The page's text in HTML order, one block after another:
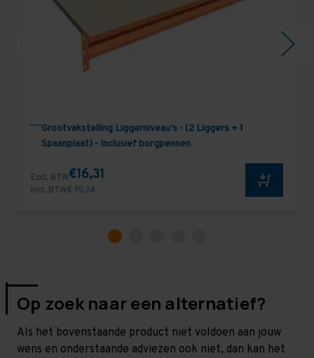
Grootvakstelling Liggerniveau's - (2 Liggers + 1
Spaanplaat) - Inclusief borgpennen
Excl. BTW€16,31
Incl. BTW€ 19,74
Op zoek naar een alternatief?
Als het bovenstaande product niet voldoen aan jouw
wens en onderstaande adviezen ook niet, dan kan het